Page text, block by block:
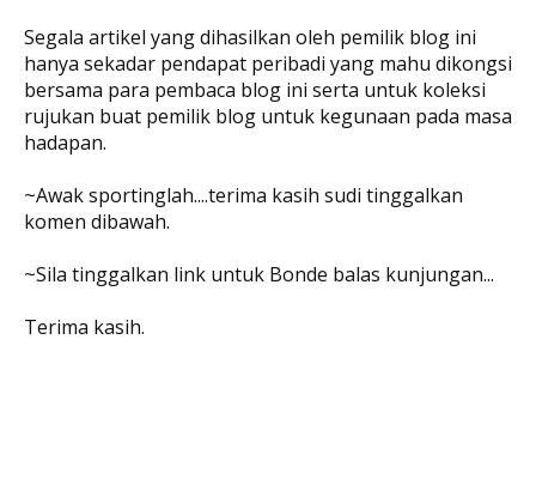
Segala artikel yang dihasilkan oleh pemilik blog ini
hanya sekadar pendapat peribadi yang mahu dikongsi
bersama para pembaca blog ini serta untuk koleksi
rujukan buat pemilik blog untuk kegunaan pada masa
hadapan.
~Awak sportinglah....terima kasih sudi tinggalkan
komen dibawah.
~Sila tinggalkan link untuk Bonde balas kunjungan...
Terima kasih.